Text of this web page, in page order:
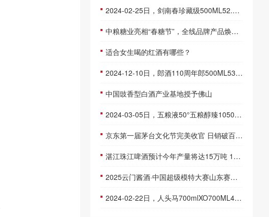
2024-02-25日，剑南春珍藏级500ML52.00度酒每瓶的价格是多少呢？
中粮糖业亮相“春糖节”，全线品牌产品焕新上市
适合女生喝的红酒有哪些？
2024-12-10日，郎酒110周年郎500ML53.00度酒每瓶的价格是多少呢？
中国豉香型白酒产业基地授予佛山
2024-03-05日，五粮液50°五粮醇臻10500ML50.00度酒每瓶的价格是多少呢？
京东第一届茅台文化节完美收官 日销破百吨加速茅台品牌文化推广
湛江珠江啤酒预计今年产量将达15万吨 10-19
2025云门酱酒·中国超级模特大赛山东赛区总决赛完美收官！非遗酒香再造时尚美学
2024-02-22日，人头马700mlXO700ML40.00度酒每瓶的价格是多少呢？